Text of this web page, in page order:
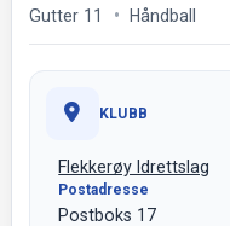
Gutter 11 Håndball
KLUBB
Flekkerøy Idrettslag
Postadresse
Postboks 17